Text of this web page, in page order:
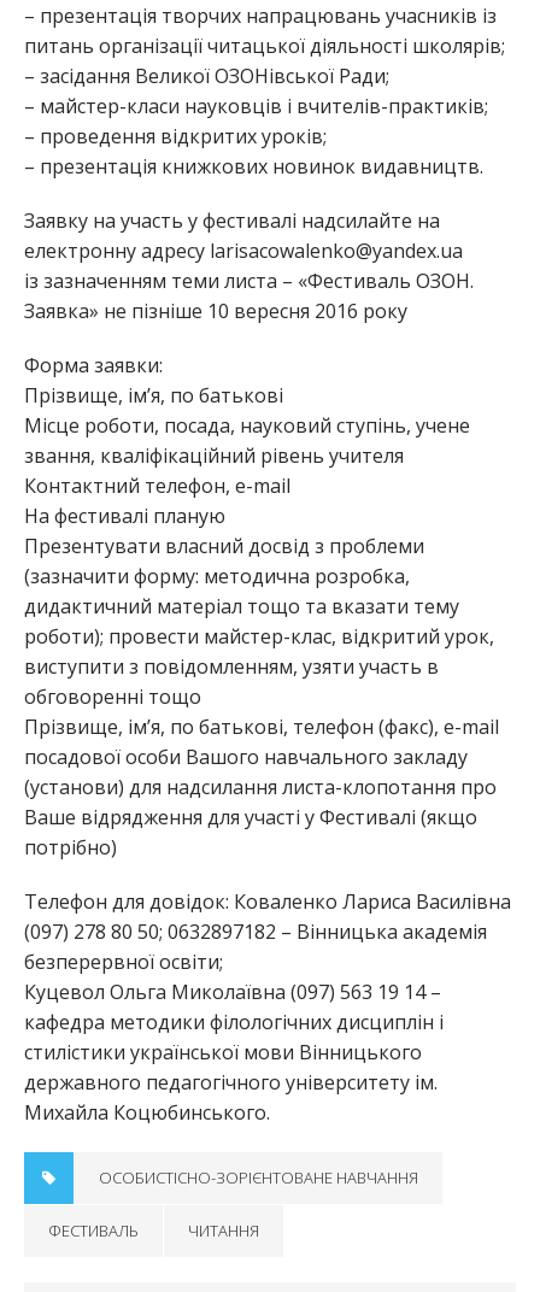
– презентація творчих напрацювань учасників із
питань організації читацької діяльності школярів;
– засідання Великої ОЗОНівської Ради;
– майстер-класи науковців і вчителів-практиків;
– проведення відкритих уроків;
– презентація книжкових новинок видавництв.
Заявку на участь у фестивалі надсилайте на
електронну адресу larisacowalenko@yandex.ua
із зазначенням теми листа – «Фестиваль ОЗОН.
Заявка» не пізніше 10 вересня 2016 року
Форма заявки:
Прізвище, ім’я, по батькові
Місце роботи, посада, науковий ступінь, учене
звання, кваліфікаційний рівень учителя
Контактний телефон, е-mail
На фестивалі планую
Презентувати власний досвід з проблеми
(зазначити форму: методична розробка,
дидактичний матеріал тощо та вказати тему
роботи); провести майстер-клас, відкритий урок,
виступити з повідомленням, узяти участь в
обговоренні тощо
Прізвище, ім’я, по батькові, телефон (факс), е-mail
посадової особи Вашого навчального закладу
(установи) для надсилання листа-клопотання про
Ваше відрядження для участі у Фестивалі (якщо
потрібно)
Телефон для довідок: Коваленко Лариса Василівна
(097) 278 80 50; 0632897182 – Вінницька академія
безперервної освіти;
Куцевол Ольга Миколаївна (097) 563 19 14 –
кафедра методики філологічних дисциплін і
стилістики української мови Вінницького
державного педагогічного університету ім.
Михайла Коцюбинського.
ОСОБИСТІСНО-ЗОРІЄНТОВАНЕ НАВЧАННЯ
ФЕСТИВАЛЬ ЧИТАННЯ